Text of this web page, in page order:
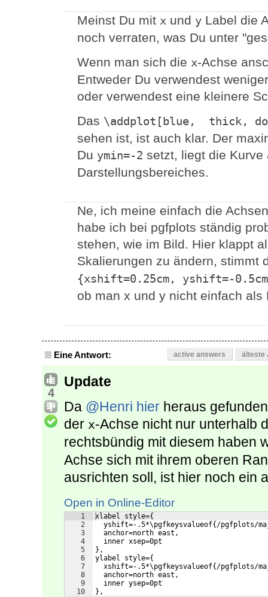
Meinst Du mit x und y Label die
noch verraten, was Du unter
Wenn man sich die x-Achse
Entweder Du verwendest
oder verwendest eine kleinere
Das \addplot[blue,  thick,
sehen ist, ist auch klar. Der
Du ymin=-2 setzt, liegt die Kurve
Darstellungsbereiches.
Ne, ich meine einfach die
habe ich bei pgfplots ständig
stehen, wie im Bild. Hier klappt
Skalierungen zu ändern, stimmt
{xshift=0.25cm, yshift=-
ob man x und y nicht einfach
Eine Antwort: active answers älteste
4
Update
Da @Henri hier heraus
der x-Achse nicht nur unterhalb
rechtsbündig mit diesem haben
Achse sich mit ihrem oberen
ausrichten soll, ist hier noch ein
Open in Online-Editor
1
2
3
4
5
6
7
8
9
10
xlabel style={
yshift=-.5*\pgfkeysvalueof{/pgfplots/
  anchor=north east,
  inner xsep=0pt
},
ylabel style={
xshift=-.5*\pgfkeysvalueof{/pgfplots/
  anchor=north east,
  inner ysep=0pt
},